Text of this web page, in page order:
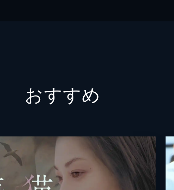
小形雄二
石井隆
おすすめ